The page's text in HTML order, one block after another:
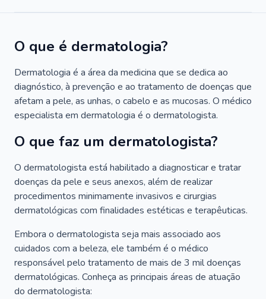
O que é dermatologia?
Dermatologia é a área da medicina que se dedica ao
diagnóstico, à prevenção e ao tratamento de doenças que
afetam a pele, as unhas, o cabelo e as mucosas. O médico
especialista em dermatologia é o dermatologista.
O que faz um dermatologista?
O dermatologista está habilitado a diagnosticar e tratar
doenças da pele e seus anexos, além de realizar
procedimentos minimamente invasivos e cirurgias
dermatológicas com finalidades estéticas e terapêuticas.
Embora o dermatologista seja mais associado aos
cuidados com a beleza, ele também é o médico
responsável pelo tratamento de mais de 3 mil doenças
dermatológicas. Conheça as principais áreas de atuação
do dermatologista: